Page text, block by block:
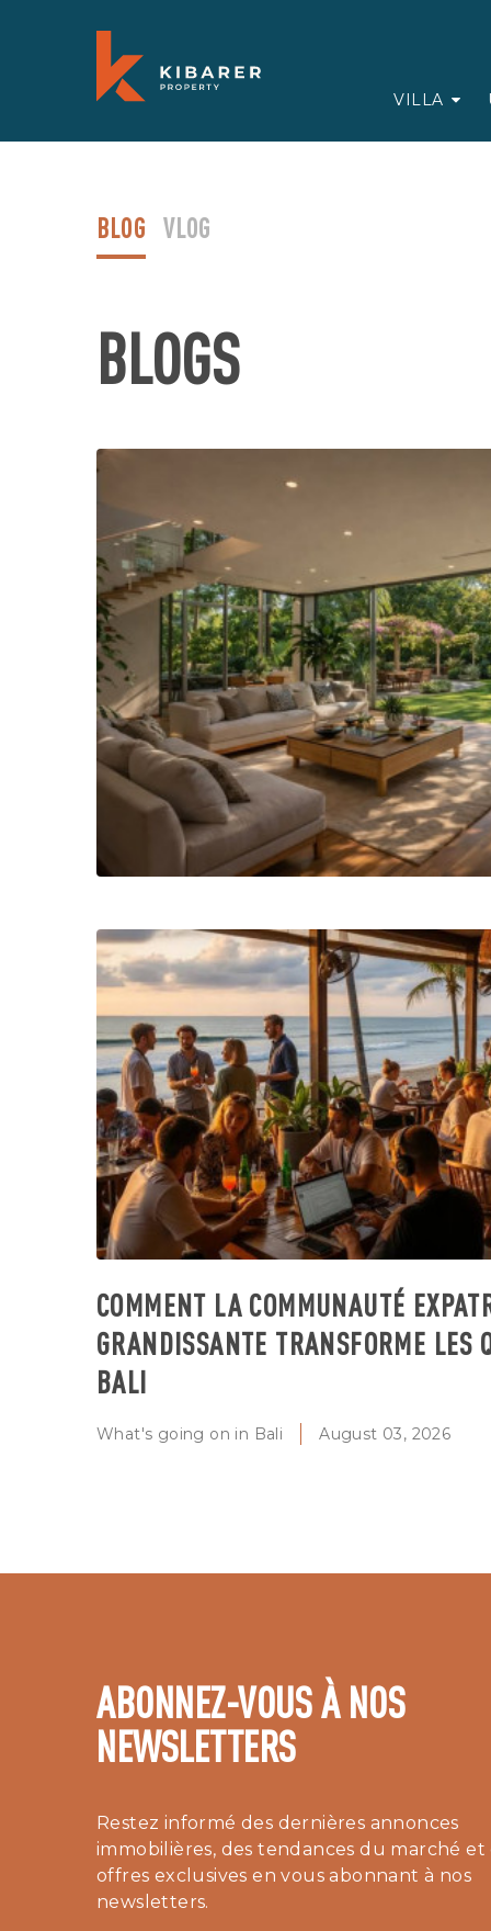
VILLA
BLOG VLOG
BLOGS
COMMENT LA COMMUNAUTÉ
GRANDISSANTE TRANSFORME LES
BALI
What's going on in Bali August 03, 2026
ABONNEZ-VOUS À NOS
NEWSLETTERS
Restez informé des dernières annonces
immobilières, des tendances du marché et
offres exclusives en vous abonnant à nos
newsletters.